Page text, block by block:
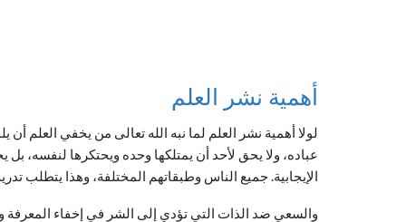
أهمية نشر العلم
لولا أهمية نشر العلم لما نبه الله تعالى من يخفي العلم أن
عباده، ولا يحق لأحد أن يمتلكها وحده ويحتكرها لنفسه،
الإيجابية. جميع الناس وطبقاتهم المختلفة، وهذا يتطلب
والسعي ضد الذات التي تؤدي إلى الشر في إخفاء المعرفة